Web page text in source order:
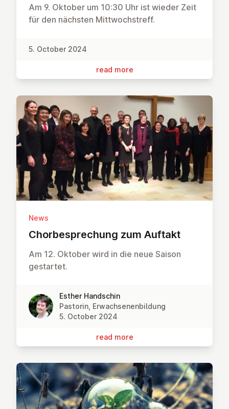
Am 9. Oktober um 10:30 Uhr ist wieder Zeit
für den nächsten Mittwochstreff.
5. October 2024
read more
News
Chorbe­sprechung zum Auftakt
Am 12. Oktober wird in die neue Saison
gestartet.
Esther Handschin
Pastorin, Erwachsenenbildung
5. October 2024
read more